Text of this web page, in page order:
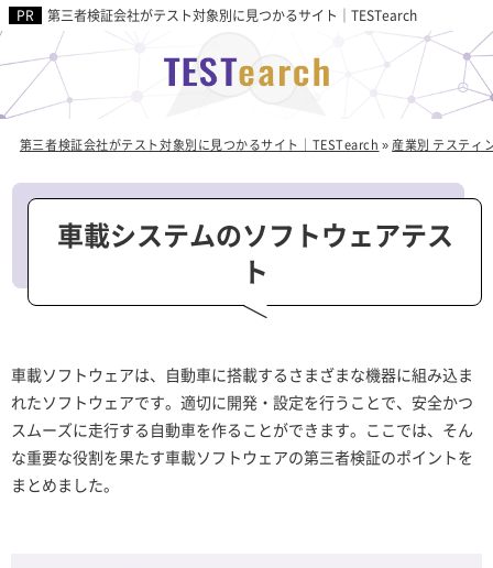
第三者検証会社がテスト対象別に見つかるサイト｜TESTearch
第三者検証会社がテスト対象別に見つかるサイト｜TESTearch » 産業別 テスティ
車載システムのソフトウェアテス
ト
車載ソフトウェアは、自動車に搭載するさまざまな機器に組み込ま
れたソフトウェアです。適切に開発・設定を行うことで、安全かつ
スムーズに走行する自動車を作ることができます。ここでは、そん
な重要な役割を果たす車載ソフトウェアの第三者検証のポイントを
まとめました。